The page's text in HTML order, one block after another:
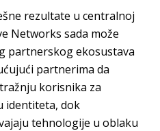
rezultate u centralnoj
Networks sada može
partnerskog ekosustava
partnerima da
korisnika za
identiteta, dok
tehnologije u oblaku